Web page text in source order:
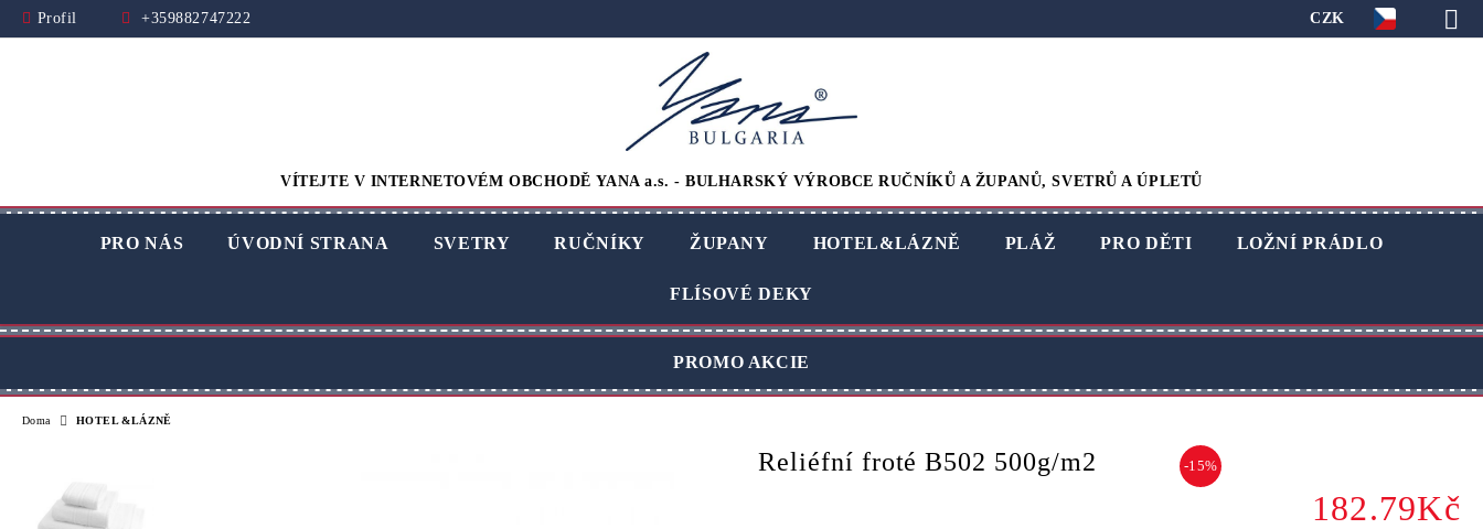
Profil +359882747222 CZK
VÍTEJTE V INTERNETOVÉM OBCHODĚ YANA a.s. - BULHARSKÝ VÝROBCE RUČNÍKŮ A ŽUPANŮ, SVETRŮ A ÚPLETŮ
PRO NÁS ÚVODNÍ STRANA SVETRY RUČNÍKY ŽUPANY HOTEL&LÁZNĚ PLÁŽ PRO DĚTI LOŽNÍ PRÁDLO
FLÍSOVÉ DEKY
PROMO AKCIE
Doma HOTEL &LÁZNĚ
Reliéfní froté B502 500g/m2 -15%
182.79Kč